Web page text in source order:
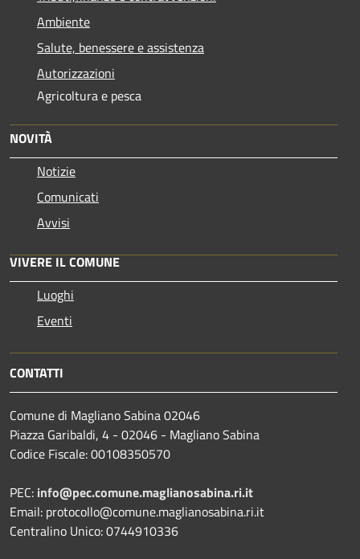
Ambiente
Salute, benessere e assistenza
Autorizzazioni
Agricoltura e pesca
NOVITÀ
Notizie
Comunicati
Avvisi
VIVERE IL COMUNE
Luoghi
Eventi
CONTATTI
Comune di Magliano Sabina 02046
Piazza Garibaldi, 4 - 02046 - Magliano Sabina
Codice Fiscale: 00108350570
PEC: info@pec.comune.maglianosabina.ri.it
Email: protocollo@comune.maglianosabina.ri.it
Centralino Unico: 0744910336